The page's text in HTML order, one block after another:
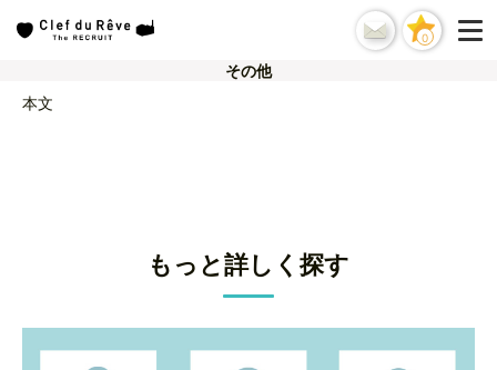
0
その他
本文
もっと詳しく探す